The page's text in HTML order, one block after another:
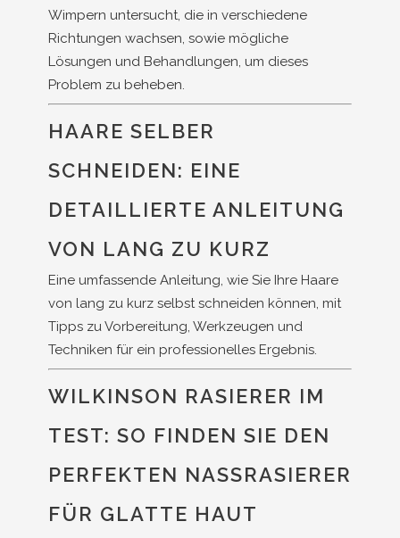
Wimpern untersucht, die in verschiedene
Richtungen wachsen, sowie mögliche
Lösungen und Behandlungen, um dieses
Problem zu beheben.
HAARE SELBER
SCHNEIDEN: EINE
DETAILLIERTE ANLEITUNG
VON LANG ZU KURZ
Eine umfassende Anleitung, wie Sie Ihre Haare
von lang zu kurz selbst schneiden können, mit
Tipps zu Vorbereitung, Werkzeugen und
Techniken für ein professionelles Ergebnis.
WILKINSON RASIERER IM
TEST: SO FINDEN SIE DEN
PERFEKTEN NASSRASIERER
FÜR GLATTE HAUT